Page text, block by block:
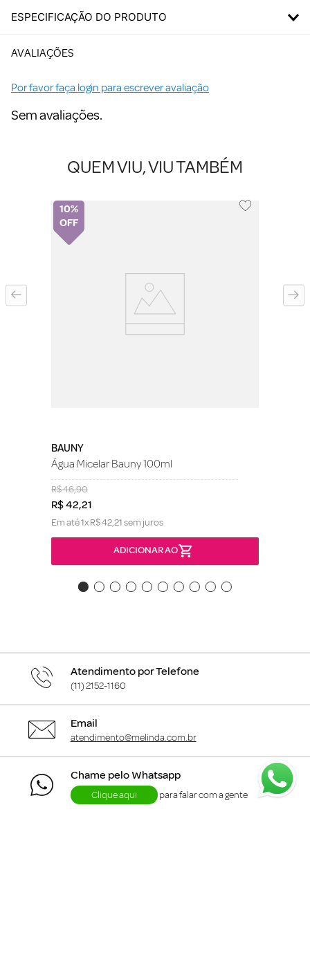
ESPECIFICAÇÃO DO PRODUTO
AVALIAÇÕES
Por favor faça login para escrever avaliação
Sem avaliações.
QUEM VIU, VIU TAMBÉM
10%
BAUNY
Água Micelar Bauny 100ml
R$46,90
R$42,21
Em até1xR$42,21sem juros
ADICIONAR AO
Atendimento por Telefone
(11) 2152-1160
Email
atendimento@melinda.com.br
Chame pelo Whatsapp
Clique aqui para falar com a gente